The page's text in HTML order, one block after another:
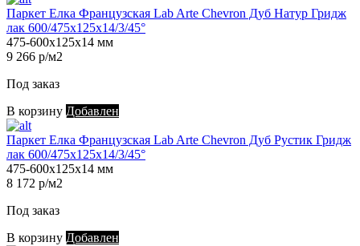
Паркет Елка Французская Lab Arte Chevron Дуб Натур Гридж
лак 600/475х125х14/3/45°
475-600х125х14 мм
9 266 р/м2
Под заказ
В корзину Добавлен
Паркет Елка Французская Lab Arte Chevron Дуб Рустик Гридж
лак 600/475х125х14/3/45°
475-600х125х14 мм
8 172 р/м2
Под заказ
В корзину Добавлен